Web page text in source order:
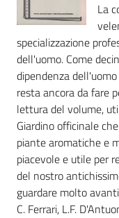
Ambiente
Argomenti
Novità
Servizi
Leggi Atti Bandi
La
specializzazione
dell'uomo. Come
dipendenza
resta ancora da fare
lettura del volume,
Giardino officinale
piante aromatiche e
piacevole e utile per
del nostro
guardare molto
C. Ferrari, L.F.